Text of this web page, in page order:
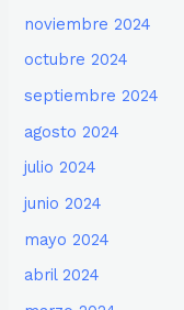
noviembre 2024
octubre 2024
septiembre 2024
agosto 2024
julio 2024
junio 2024
mayo 2024
abril 2024